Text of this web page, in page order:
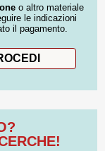
o altro materiale
le indicazioni
il pagamento.